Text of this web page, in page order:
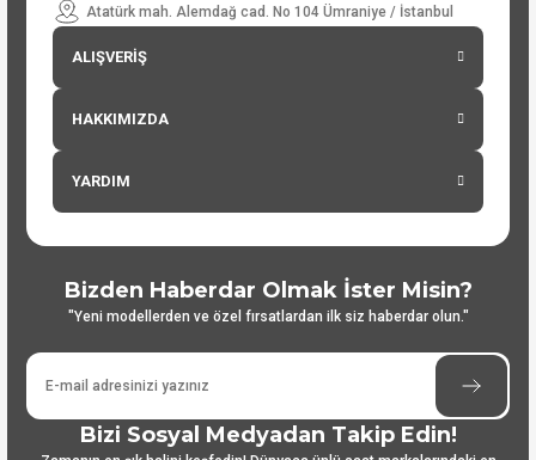
Atatürk mah. Alemdağ cad. No 104 Ümraniye / İstanbul
ALIŞVERİŞ
HAKKIMIZDA
YARDIM
Bizden Haberdar Olmak İster Misin?
"Yeni modellerden ve özel fırsatlardan ilk siz haberdar olun."
Bizi Sosyal Medyadan Takip Edin!